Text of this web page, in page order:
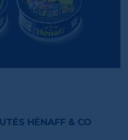
HÉNAFF & CO